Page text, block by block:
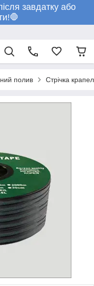
завдатку або
полив Стрічка